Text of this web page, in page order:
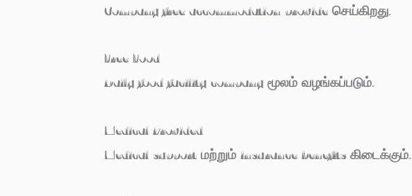
Company free accommodation provide செய்கிறது.
Free Food
Daily food facility company மூலம் வழங்கப்படும்.
Medical Provided
Medical support மற்றும் insurance benefits கிடைக்கும்.